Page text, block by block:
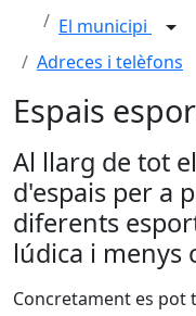
El municipi
Adreces i telèfons
Espais
Al llarg de tot
d'espais per a
diferents
lúdica i menys
Concretament es pot